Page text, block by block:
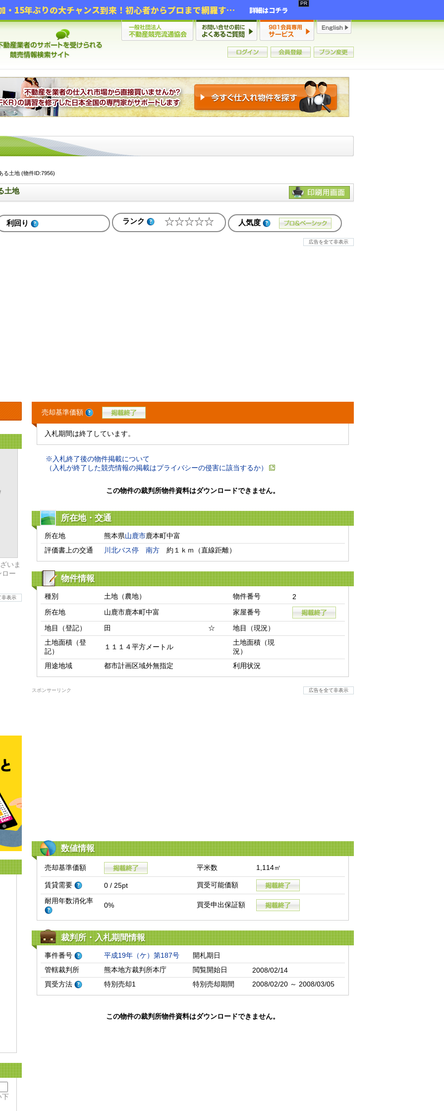
2年連続増加・15年ぶりの大チャンス到来！初心者からプロまで網羅する「競売不動産・超実践投資セミナー」♦神奈川県 横浜 in 神奈川 詳細はコチラ
る土地 (物件ID:7956)
土地
利回り ランク 人気度
広告を全て非表示
いま
ロー
非表示
下
売却基準価額
入札期間は終了しています。
※入札終了後の物件掲載について
（入札が終了した競売情報の掲載はプライバシーの侵害に該当するか）
この物件の裁判所物件資料はダウンロードできません。
所在地・交通
所在地 熊本県山鹿市鹿本町中富
評価書上の交通
川北バス停 南方 約１ｋｍ（直線距離）
物件情報
種別 土地（農地） 物件番号
2
所在地
山鹿市鹿本町中富
家屋番号
地目（登記）
田 ☆
地目（現況）
土地面積（登
記）
１１１４平方メートル
土地面積（現
況）
用途地域
都市計画区域外無指定 利用状況
スポンサーリンク 広告を全て非表示
数値情報
売却基準価額 平米数 1,114㎡
賃貸需要 0 / 25pt
買受可能価額
耐用年数消化率
0% 買受申出保証額
裁判所・入札期間情報
事件番号 平成19年（ケ）第187号
開札期日
管轄裁判所
熊本地方裁判所本庁 閲覧開始日
2008/02/14
買受方法
特別売却1 特別売却期間 2008/02/20 ～ 2008/03/05
この物件の裁判所物件資料はダウンロードできません。